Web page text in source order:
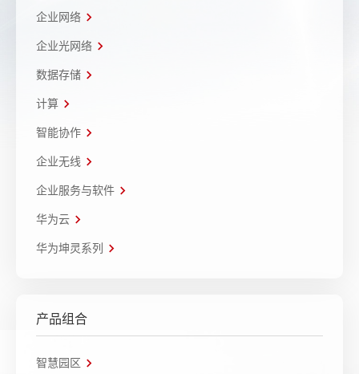
企业网络
企业光网络
数据存储
计算
智能协作
企业无线
企业服务与软件
华为云
华为坤灵系列
产品组合
智慧园区